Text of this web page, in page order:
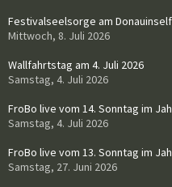
Festivalseelsorge am
Mittwoch, 8. Juli 2026
Wallfahrtstag am 4. Juli 2026
Samstag, 4. Juli 2026
FroBo live vom 14. Sonntag im
Samstag, 4. Juli 2026
FroBo live vom 13. Sonntag im
Samstag, 27. Juni 2026